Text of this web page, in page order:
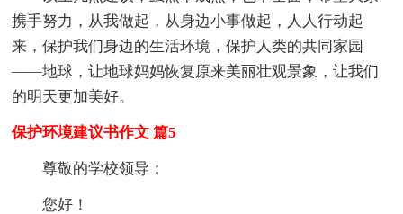
携手努力，从我做起，从身边小事做起，人人行动起
来，保护我们身边的生活环境，保护人类的共同家园
——地球，让地球妈妈恢复原来美丽壮观景象，让我们
的明天更加美好。
保护环境建议书作文 篇5
尊敬的学校领导：
您好！